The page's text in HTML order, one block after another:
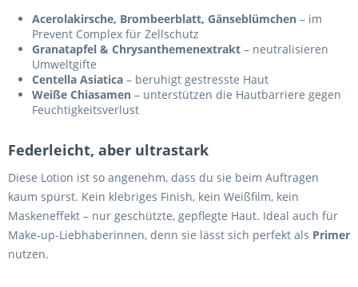
Acerolakirsche, Brombeerblatt, Gänseblümchen – im
Prevent Complex für Zellschutz
Granatapfel & Chrysanthemenextrakt – neutralisieren
Umweltgifte
Centella Asiatica – beruhigt gestresste Haut
Weiße Chiasamen – unterstützen die Hautbarriere gegen
Feuchtigkeitsverlust
Federleicht, aber ultrastark
Diese Lotion ist so angenehm, dass du sie beim Auftragen
kaum spürst. Kein klebriges Finish, kein Weißfilm, kein
Maskeneffekt – nur geschützte, gepflegte Haut. Ideal auch für
Make-up-Liebhaberinnen, denn sie lässt sich perfekt als Primer
nutzen.